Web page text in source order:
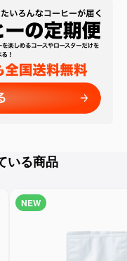
いる商品
NEW